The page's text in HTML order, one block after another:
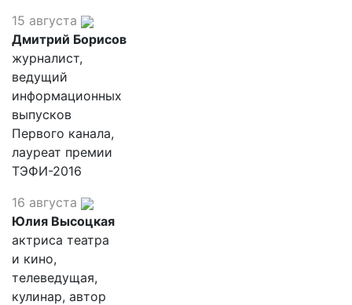
15 августа
Дмитрий Борисов
журналист,
ведущий
информационных
выпусков
Первого канала,
лауреат премии
ТЭФИ-2016
16 августа
Юлия Высоцкая
актриса театра
и кино,
телеведущая,
кулинар, автор